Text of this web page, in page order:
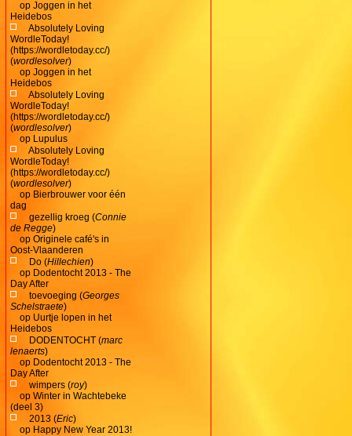
op Joggen in het
Heidebos
Absolutely Loving
WordleToday!
(https://wordletoday.cc/)
(wordlesolver)
op Joggen in het
Heidebos
Absolutely Loving
WordleToday!
(https://wordletoday.cc/)
(wordlesolver)
op Lupulus
Absolutely Loving
WordleToday!
(https://wordletoday.cc/)
(wordlesolver)
op Bierbrouwer voor één
dag
gezellig kroeg (Connie
de Regge)
op Originele café's in
Oost-Vlaanderen
Do (Hillechien)
op Dodentocht 2013 - The
Day After
toevoeging (Georges
Schelstraete)
op Uurtje lopen in het
Heidebos
DODENTOCHT (marc
lenaerts)
op Dodentocht 2013 - The
Day After
wimpers (roy)
op Winter in Wachtebeke
(deel 3)
2013 (Eric)
op Happy New Year 2013!